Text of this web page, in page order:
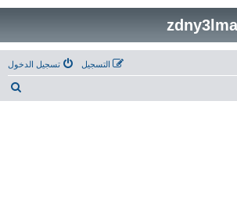
تسجيل الدخول التسجيل